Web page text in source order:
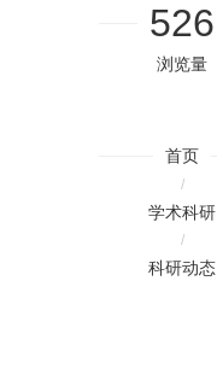
526
浏览量
首页
/
学术科研
/
科研动态